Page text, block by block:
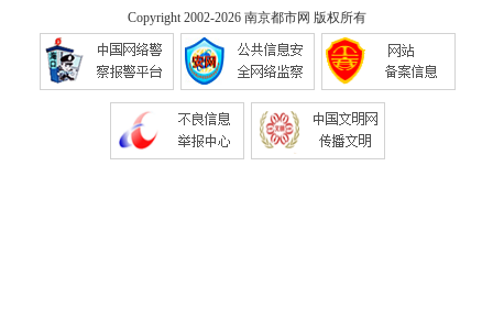
Copyright 2002-2026 南京都市网 版权所有